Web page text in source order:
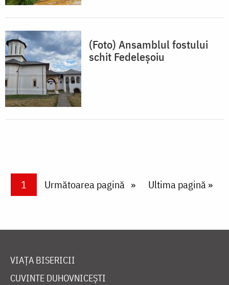
(Foto) Ansamblul fostului
schit Fedeleșoiu
PaginareCurrent page
1 Next page
Următoarea pagină Last page
Ultima pagină »
VIAȚA BISERICII
CUVINTE DUHOVNICEȘTI